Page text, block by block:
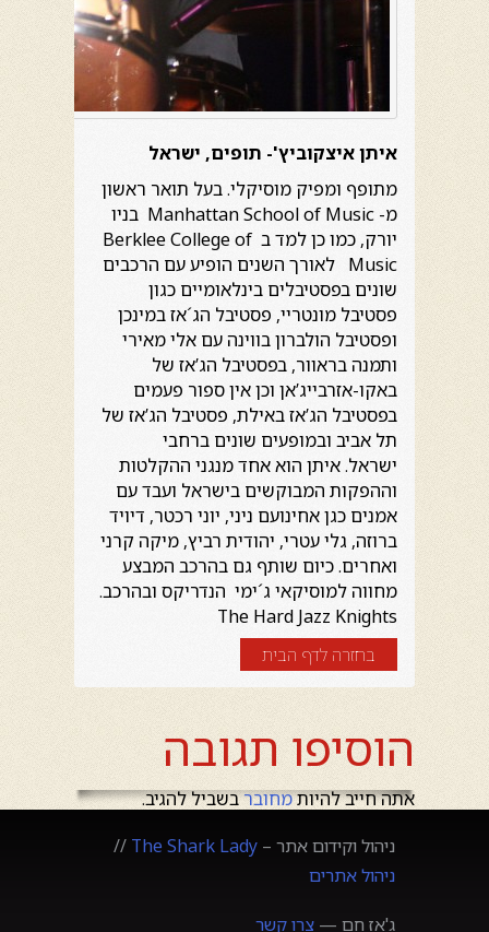
איתן איצקוביץ'- תופים, ישראל
מתופף ומפיק מוסיקלי. בעל תואר ראשון
מ- Manhattan School of Music בניו
יורק, כמו כן למד ב Berklee College of
Music לאורך השנים הופיע עם הרכבים
שונים בפסטיבלים בינלאומיים כגון
פסטיבל מונטריי, פסטיבל הג´אז במינכן
ופסטיבל הולברון בווינה עם אלי מאירי
ותמנה בראוור, בפסטיבל הג’אז של
באקו-אזרבייג’אן וכן אין ספור פעמים
בפסטיבל הג’אז באילת, פסטיבל הג’אז של
תל אביב ובמופעים שונים ברחבי
ישראל. איתן הוא אחד מנגני ההקלטות
וההפקות המבוקשים בישראל ועבד עם
אמנים כגן אחינועם ניני, יוני רכטר, דיויד
ברוזה, גלי עטרי, יהודית רביץ, מיקה קרני
ואחרים. כיום שותף גם בהרכב המבצע
מחווה למוסיקאי ג´ימי הנדריקס ובהרכב.
The Hard Jazz Knights
בחזרה לדף הבית
הוסיפו תגובה
אתה חייב להיותמחוברבשביל להגיב.
ניהול וקידום אתר – The Shark Lady
//
ניהול אתרים
ג'אז חם — צרו קשר